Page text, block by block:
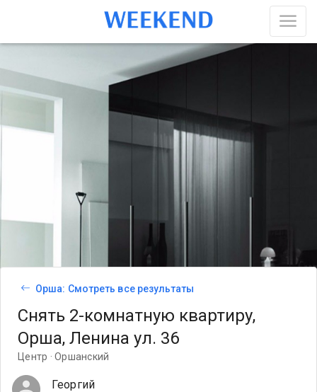
Орша: Смотреть все результаты
Снять 2-комнатную квартиру,
Орша, Ленина ул. 36
Центр · Оршанский
Георгий